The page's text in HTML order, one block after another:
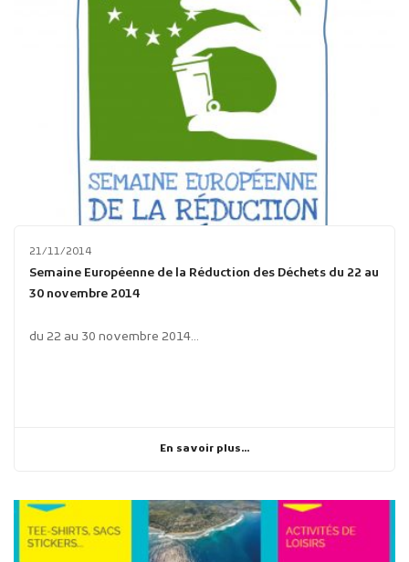
21/11/2014
Semaine Européenne de la Réduction des Déchets du 22 au
30 novembre 2014
du 22 au 30 novembre 2014...
En savoir plus...